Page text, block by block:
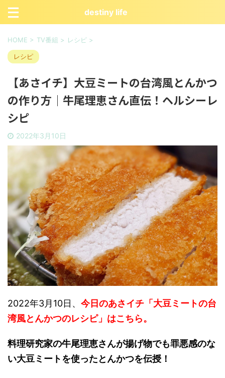
destiny life
HOME > TV番組 > レシピ >
レシピ
【あさイチ】大豆ミートの台湾風とんかつ
の作り方｜牛尾理恵さん直伝！ヘルシーレ
シピ
2022年3月10日
2022年3月10日、 今日のあさイチ「大豆ミートの台
湾風とんかつのレシピ」はこちら。
料理研究家の牛尾理恵さんが揚げ物でも罪悪感のな
い大豆ミートを使ったとんかつを伝授！